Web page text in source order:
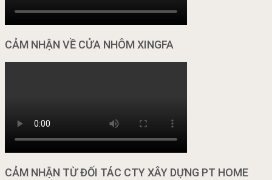
CẢM NHẬN VỀ CỬA NHÔM XINGFA
CẢM NHẬN TỪ ĐỐI TÁC CTY XÂY DỰNG PT HOME